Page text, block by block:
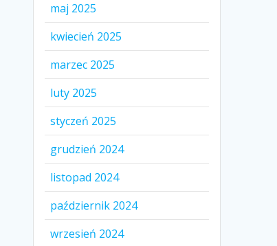
maj 2025
kwiecień 2025
marzec 2025
luty 2025
styczeń 2025
grudzień 2024
listopad 2024
październik 2024
wrzesień 2024